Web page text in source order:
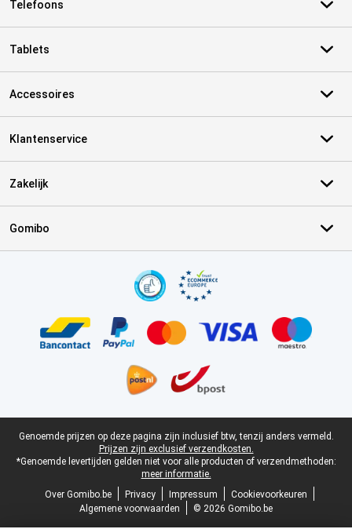
Telefoons
Tablets
Accessoires
Klantenservice
Zakelijk
Gomibo
Juridische voettekst
Genoemde prijzen op deze pagina zijn inclusief btw, tenzij anders vermeld.
Prijzen zijn exclusief verzendkosten.
*Genoemde levertijden gelden niet voor alle producten of verzendmethoden:
meer informatie.
Over Gomibo.be
Privacy Impressum
Cookievoorkeuren
Algemene voorwaarden
© 2026 Gomibo.be